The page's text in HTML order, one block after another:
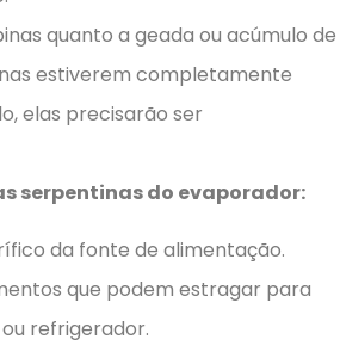
quanto a geada ou acúmulo de
estiverem completamente
elas precisarão ser
serpentinas do evaporador:
da fonte de alimentação.
que podem estragar para
refrigerador.